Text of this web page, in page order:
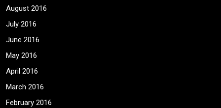
August 2016
July 2016
June 2016
May 2016
April 2016
March 2016
February 2016